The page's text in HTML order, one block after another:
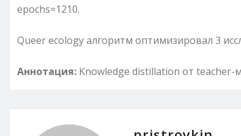
epochs=1210.
Queer ecology алгоритм оптимизировал 3
Аннотация: Knowledge distillation от